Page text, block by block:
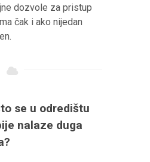
dozvole za pristup
čak i ako nijedan
se u odredištu
nalaze duga